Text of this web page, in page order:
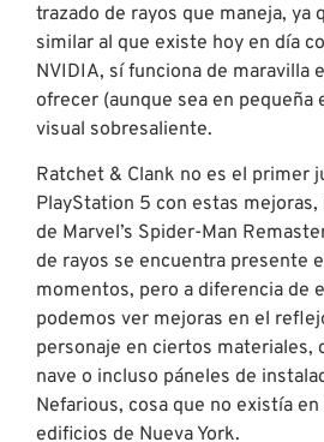
trazado de rayos que maneja, ya
similar al que existe hoy en día
NVIDIA, sí funciona de maravilla
ofrecer (aunque sea en pequeña
visual sobresaliente.
Ratchet & Clank no es el primer
PlayStation 5 con estas
de Marvel’s Spider-Man
de rayos se encuentra presente
momentos, pero a diferencia de
podemos ver mejoras en el
personaje en ciertos materiales,
nave o incluso páneles de
Nefarious, cosa que no existía
edificios de Nueva York.